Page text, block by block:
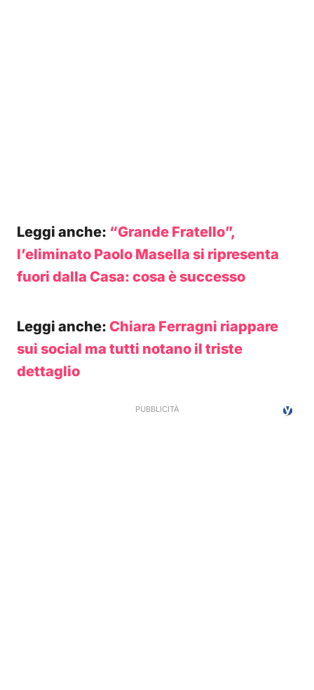
Leggi anche: “Grande Fratello”,
l’eliminato Paolo Masella si ripresenta
fuori dalla Casa: cosa è successo
Leggi anche: Chiara Ferragni riappare
sui social ma tutti notano il triste
dettaglio